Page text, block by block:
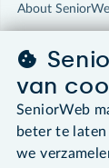
About
van
SeniorWeb
beter te laten
we